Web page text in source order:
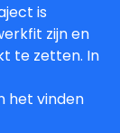
is
zijn en
te zetten. In
het vinden